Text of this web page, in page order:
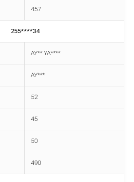
457
255****34
AY** YA****
AY***
52
45
50
490